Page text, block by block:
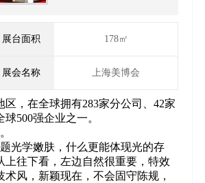
展台面积 178㎡
展会名称 上海美博会
，在全球拥有283家分公司、42家
500强企业之一。
光学嫩肤，什么更能体现光的存
往下看，左边自然很重要，特效
风，新颖现在，不会固守陈规，